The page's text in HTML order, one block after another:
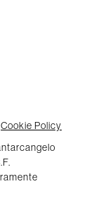
Cookie Policy